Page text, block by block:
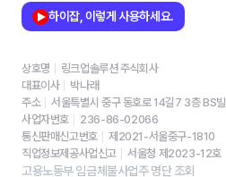
하이잡, 이렇게 사용하세요.
상호명
링크업솔루션 주식회사
대표이사
박나래
주소
서울특별시 중구 동호로 14길7 3층 BS
사업자번호
236-86-02066
통신판매신고번호
제2021-서울중구-1810
직업정보제공사업신고
서울청 제2023-12호
고용노동부 임금체불사업주 명단 조회